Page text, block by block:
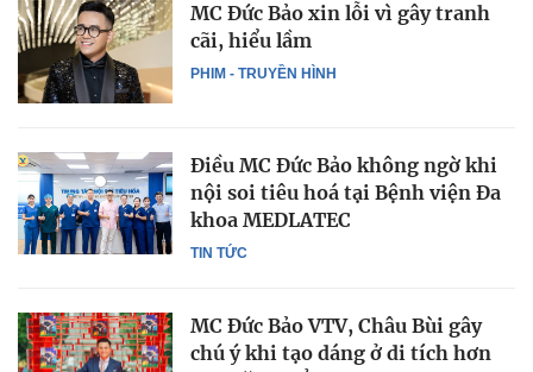
PHIM - TRUYỀN HÌNH
MC Đức Bảo xin lỗi vì gây tranh
cãi, hiểu lầm
TIN TỨC
Điều MC Đức Bảo không ngờ khi
nội soi tiêu hoá tại Bệnh viện Đa
khoa MEDLATEC
MC Đức Bảo VTV, Châu Bùi gây
chú ý khi tạo dáng ở di tích hơn